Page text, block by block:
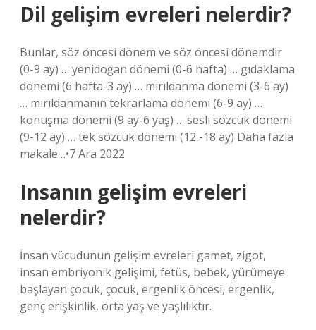
Dil gelişim evreleri nelerdir?
Bunlar, söz öncesi dönem ve söz öncesi dönemdir
(0-9 ay) … yenidoğan dönemi (0-6 hafta) … gıdaklama
dönemi (6 hafta-3 ay) … mırıldanma dönemi (3-6 ay)
… mırıldanmanın tekrarlama dönemi (6-9 ay) …
konuşma dönemi (9 ay-6 yaş) … sesli sözcük dönemi
(9-12 ay) … tek sözcük dönemi (12 -18 ay) Daha fazla
makale…•7 Ara 2022
Insanın gelişim evreleri
nelerdir?
İnsan vücudunun gelişim evreleri gamet, zigot,
insan embriyonik gelişimi, fetüs, bebek, yürümeye
başlayan çocuk, çocuk, ergenlik öncesi, ergenlik,
genç erişkinlik, orta yaş ve yaşlılıktır.